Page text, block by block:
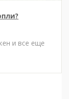
и все еще